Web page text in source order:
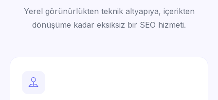
Yerel görünürlükten teknik altyapıya, içerikten
dönüşüme kadar eksiksiz bir SEO hizmeti.